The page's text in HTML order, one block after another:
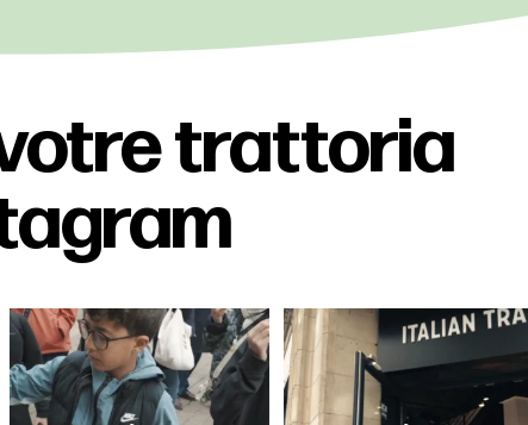
trattoria
Un momento vero à partager, au sens
propre comme ...
77 4
Metz, sa cathédrale, et maintenant sa
trattoria !
83 4